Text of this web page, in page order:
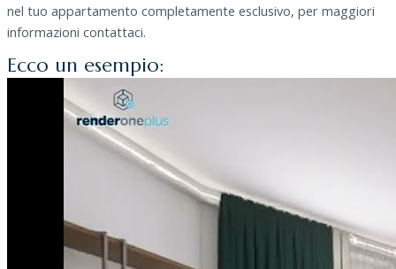
nel tuo appartamento completamente esclusivo, per maggiori
informazioni contattaci.
Ecco un esempio: